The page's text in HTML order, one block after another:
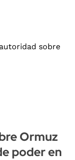
Ormuz
poder en